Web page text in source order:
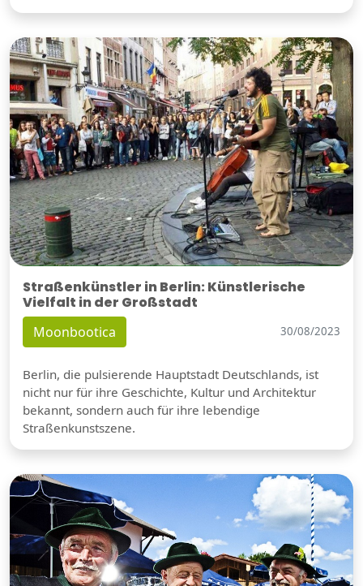
Straßenkünstler in Berlin: Künstlerische
Vielfalt in der Großstadt
Moonbootica 30/08/2023
Berlin, die pulsierende Hauptstadt Deutschlands, ist
nicht nur für ihre Geschichte, Kultur und Architektur
bekannt, sondern auch für ihre lebendige
Straßenkunstszene.